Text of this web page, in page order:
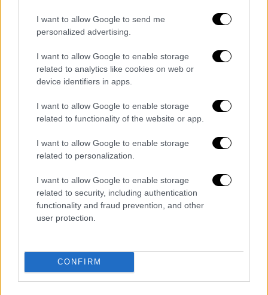
I want to allow Google to send me
personalized advertising.
I want to allow Google to enable storage
related to analytics like cookies on web or
device identifiers in apps.
I want to allow Google to enable storage
related to functionality of the website or app.
I want to allow Google to enable storage
related to personalization.
I want to allow Google to enable storage
related to security, including authentication
functionality and fraud prevention, and other
user protection.
CONFIRM
δεσμίδες με τα χρήματα» - Τι
ισχυρίζεται ο συνήγορός της μετά την
Οι πρώτες δηλώσεις του Μιχάλη
Δημητρακόπουλου